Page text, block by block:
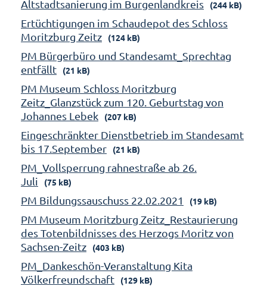
Altstadtsanierung im Burgenlandkreis
(244 kB)
Ertüchtigungen im Schaudepot des Schloss
Moritzburg Zeitz
(124 kB)
PM Bürgerbüro und Standesamt_Sprechtag
entfällt
(21 kB)
PM Museum Schloss Moritzburg
Zeitz_Glanzstück zum 120. Geburtstag von
Johannes Lebek
(207 kB)
Eingeschränkter Dienstbetrieb im Standesamt
bis 17.September
(21 kB)
PM_Vollsperrung rahnestraße ab 26.
Juli
(75 kB)
PM Bildungssauschuss 22.02.2021 (19 kB)
PM Museum Moritzburg Zeitz_Restaurierung
des Totenbildnisses des Herzogs Moritz von
Sachsen-Zeitz
(403 kB)
PM_Dankeschön-Veranstaltung Kita
Völkerfreundschaft
(129 kB)